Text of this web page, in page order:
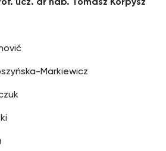
ucz. dr hab. Tomasz Korpysz
Markiewicz